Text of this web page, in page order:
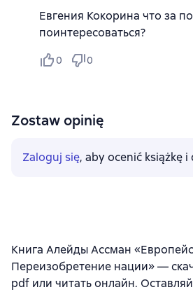
Евгения Кокорина что за
поинтересоваться?
0 0
Zostaw opinię
Zaloguj się, aby ocenić książkę
Книга Алейды Ассман
Переизобретение нации» —
pdf или читать онлайн.